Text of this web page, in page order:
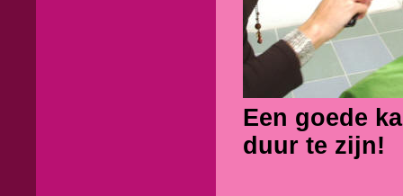
Een goede
duur te zijn!